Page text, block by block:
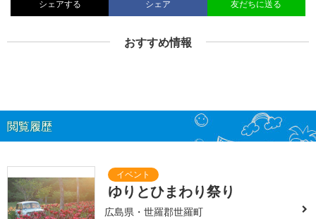
シェアする シェア 友だちに送る
おすすめ情報
閲覧履歴
ゆりとひまわり祭り
広島県・世羅郡世羅町